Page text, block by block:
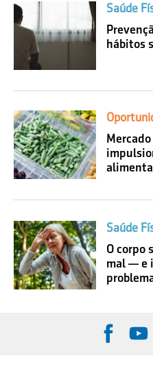
Saúde
hábitos
Saúde
O corpo
mal — e